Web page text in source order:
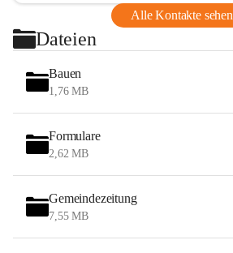
Alle Kontakte sehen
Dateien
Bauen
1,76 MB
Formulare
2,62 MB
Gemeindezeitung
7,55 MB